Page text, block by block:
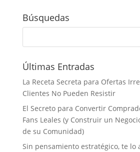
Búsquedas
Últimas Entradas
La Receta Secreta para Ofertas
Clientes No Pueden Resistir
El Secreto para Convertir
Fans Leales (y Construir un
de su Comunidad)
Sin pensamiento estratégico, te lo